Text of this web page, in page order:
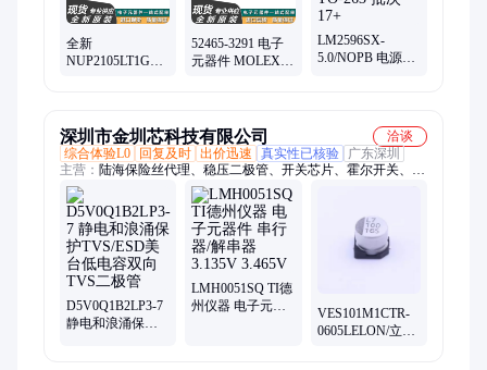
全新
NUP2105LT1G
52465-3291 电子
元器件 MOLEX/
LM2596SX-
5.0/NOPB 电源管
深圳市金圳芯科技有限公司
洽谈
综合体验L0
回复及时 出价迅速 真实性已核验
广东深圳
主营： 陆海保险丝代理、稳压二极管、开关芯片、霍尔开关、风
扇电源、充电芯片、电池充电、霍尔电流、贴片三极管、天源授
权代理充电管理
D5V0Q1B2LP3-7
静电和浪涌保护
LMH0051SQ TI德
州仪器 电子元器
VES101M1CTR-
0605LELON/立隆